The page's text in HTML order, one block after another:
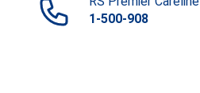
1-500-908